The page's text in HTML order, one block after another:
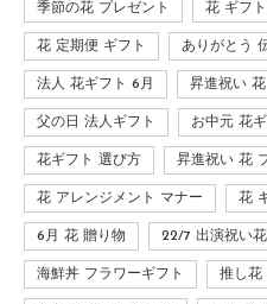
季節の花 プレゼント 花 ギフ
花 定期便 ギフト ありがとう
法人 花ギフト 6月 昇進祝い 花
父の日 法人ギフト お中元 花ギ
花ギフト 選び方 昇進祝い 花
花 アレンジメント マナー 花
6月 花 贈り物 22/7 出演祝い花
海鮮丼 フラワーギフト 推し花